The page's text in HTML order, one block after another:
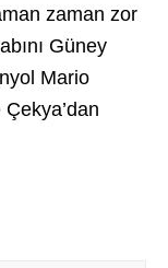
zaman zor
Güney
Mario